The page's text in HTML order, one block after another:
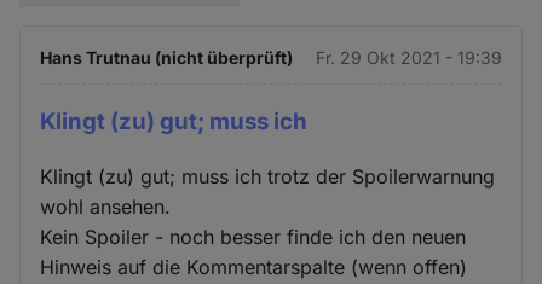
Hans Trutnau (nicht überprüft) Fr. 29 Okt 2021 - 19:39
Klingt (zu) gut; muss ich
Klingt (zu) gut; muss ich trotz der Spoilerwarnung
wohl ansehen.
Kein Spoiler - noch besser finde ich den neuen
Hinweis auf die Kommentarspalte (wenn offen)